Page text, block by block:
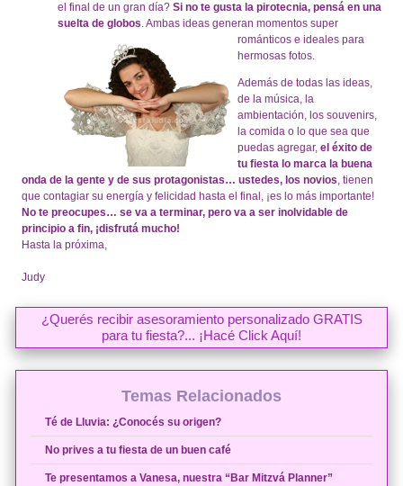
el final de un gran día? Si no te gusta la pirotecnia, pensá en una
suelta de globos. Ambas ideas generan momentos super
románticos e ideales para
hermosas fotos.
Además de todas las ideas,
de la música, la
ambientación, los souvenirs,
la comida o lo que sea que
puedas agregar, el éxito de
tu fiesta lo marca la buena
onda de la gente y de sus protagonistas… ustedes, los novios, tienen
que contagiar su energía y felicidad hasta el final, ¡es lo más importante!
No te preocupes… se va a terminar, pero va a ser inolvidable de
principio a fin, ¡disfrutá mucho!
Hasta la próxima,
Judy
¿Querés recibir asesoramiento personalizado GRATIS
para tu fiesta?... ¡Hacé Click Aquí!
Temas Relacionados
Té de Lluvia: ¿Conocés su origen?
No prives a tu fiesta de un buen café
Te presentamos a Vanesa, nuestra “Bar Mitzvá Planner”